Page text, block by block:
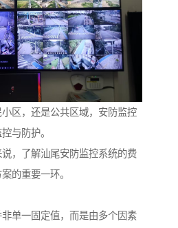
区，还是公共区域，安防监控
与防护。
，了解汕尾安防监控系统的费
的重要一环。
单一固定值，而是由多个因素